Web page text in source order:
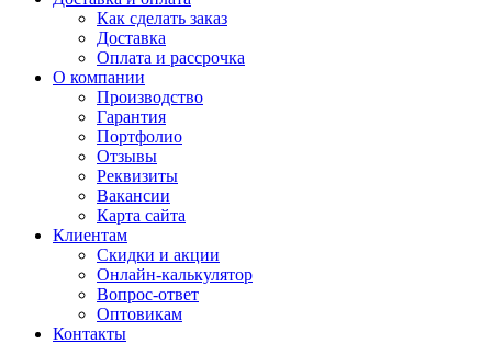
Как сделать заказ
Доставка
Оплата и рассрочка
О компании
Производство
Гарантия
Портфолио
Отзывы
Реквизиты
Вакансии
Карта сайта
Клиентам
Скидки и акции
Онлайн-калькулятор
Вопрос-ответ
Оптовикам
Контакты